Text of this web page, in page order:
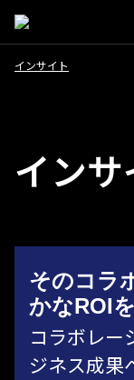
インサイト
インサ
そのコラ
かなROI
コラボレー
ジネス成果